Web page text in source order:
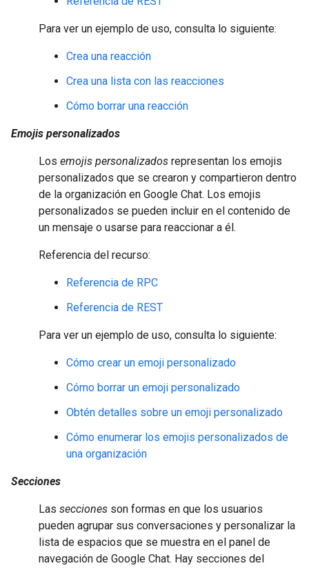
Para ver un ejemplo de uso, consulta lo siguiente:
Crea una reacción
Crea una lista con las reacciones
Cómo borrar una reacción
Emojis personalizados
Los emojis personalizados representan los emojis
personalizados que se crearon y compartieron dentro
de la organización en Google Chat. Los emojis
personalizados se pueden incluir en el contenido de
un mensaje o usarse para reaccionar a él.
Referencia del recurso:
Referencia de RPC
Referencia de REST
Para ver un ejemplo de uso, consulta lo siguiente:
Cómo crear un emoji personalizado
Cómo borrar un emoji personalizado
Obtén detalles sobre un emoji personalizado
Cómo enumerar los emojis personalizados de
una organización
Secciones
Las secciones son formas en que los usuarios
pueden agrupar sus conversaciones y personalizar la
lista de espacios que se muestra en el panel de
navegación de Google Chat. Hay secciones del